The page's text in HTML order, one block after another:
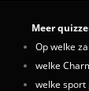
Meer
Op welke
welke
welke sport